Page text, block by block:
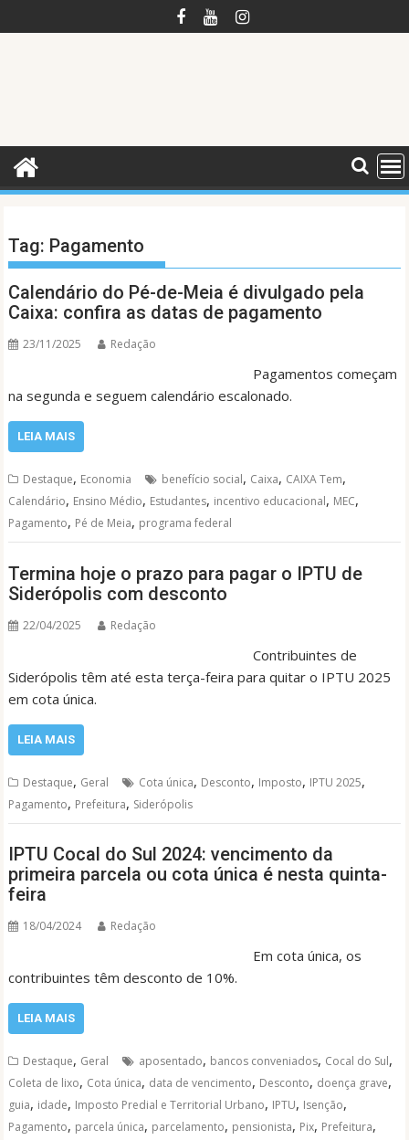
to
Tag: Pagamento
Calendário do Pé-de-Meia é divulgado pela
Caixa: confira as datas de pagamento
23/11/2025 Redação
Pagamentos começam
na segunda e seguem calendário escalonado.
LEIA MAIS
Destaque, Economia benefício social, Caixa, CAIXA Tem,
Calendário, Ensino Médio, Estudantes, incentivo educacional, MEC,
Pagamento, Pé de Meia, programa federal
Termina hoje o prazo para pagar o IPTU de
Siderópolis com desconto
22/04/2025 Redação
Contribuintes de
Siderópolis têm até esta terça-feira para quitar o IPTU 2025
em cota única.
LEIA MAIS
Destaque, Geral Cota única, Desconto, Imposto, IPTU 2025,
Pagamento, Prefeitura, Siderópolis
IPTU Cocal do Sul 2024: vencimento da
primeira parcela ou cota única é nesta quinta-
feira
18/04/2024 Redação
Em cota única, os
contribuintes têm desconto de 10%.
LEIA MAIS
Destaque, Geral aposentado, bancos conveniados, Cocal do Sul,
Coleta de lixo, Cota única, data de vencimento, Desconto, doença grave,
guia, idade, Imposto Predial e Territorial Urbano, IPTU, Isenção,
Pagamento, parcela única, parcelamento, pensionista, Pix, Prefeitura,